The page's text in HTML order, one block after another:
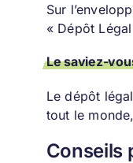
Sur
« Dépôt
Le saviez-
Le dépôt
tout le
Conseils